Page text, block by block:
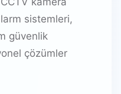
sistemleri,
güvenlik
çözümler